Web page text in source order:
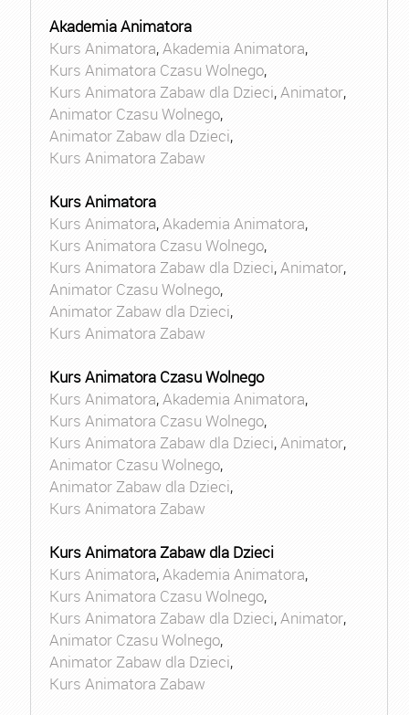
Akademia Animatora
Kurs Animatora,Akademia Animatora,
Kurs Animatora Czasu Wolnego,
Kurs Animatora Zabaw dla Dzieci,Animator,
Animator Czasu Wolnego,
Animator Zabaw dla Dzieci,
Kurs Animatora Zabaw
Kurs Animatora
Kurs Animatora,Akademia Animatora,
Kurs Animatora Czasu Wolnego,
Kurs Animatora Zabaw dla Dzieci,Animator,
Animator Czasu Wolnego,
Animator Zabaw dla Dzieci,
Kurs Animatora Zabaw
Kurs Animatora Czasu Wolnego
Kurs Animatora,Akademia Animatora,
Kurs Animatora Czasu Wolnego,
Kurs Animatora Zabaw dla Dzieci,Animator,
Animator Czasu Wolnego,
Animator Zabaw dla Dzieci,
Kurs Animatora Zabaw
Kurs Animatora Zabaw dla Dzieci
Kurs Animatora,Akademia Animatora,
Kurs Animatora Czasu Wolnego,
Kurs Animatora Zabaw dla Dzieci,Animator,
Animator Czasu Wolnego,
Animator Zabaw dla Dzieci,
Kurs Animatora Zabaw